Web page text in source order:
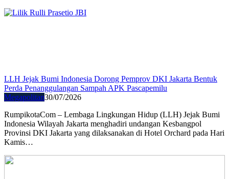
LLH Jejak Bumi Indonesia Dorong Pemprov DKI Jakarta Bentuk
Perda Penanggulangan Sampah APK Pascapemilu
Megapolitan30/07/2026
RumpikotaCom – Lembaga Lingkungan Hidup (LLH) Jejak Bumi
Indonesia Wilayah Jakarta menghadiri undangan Kesbangpol
Provinsi DKI Jakarta yang dilaksanakan di Hotel Orchard pada Hari
Kamis…